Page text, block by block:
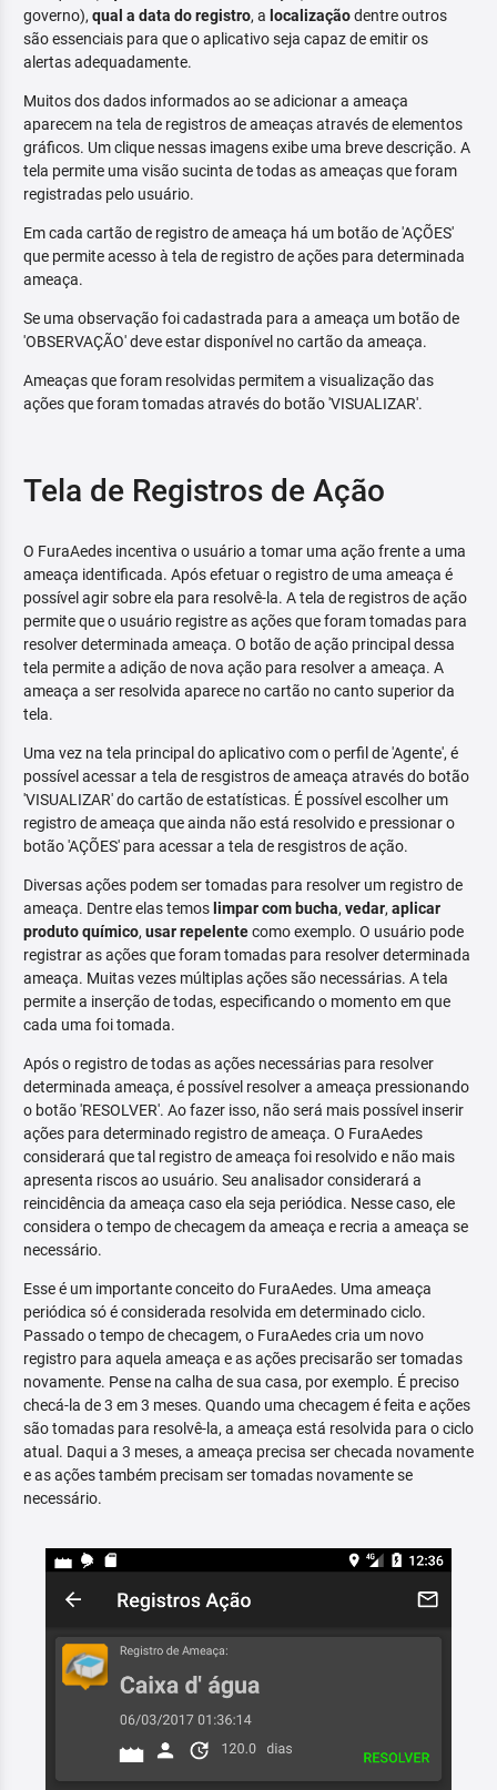
governo), qual a data do registro, a localizaçãodentre outros
são essenciais para que o aplicativo seja capaz de emitir os
alertas adequadamente.
Muitos dos dados informados ao se adicionar a ameaça
aparecem na tela de registros de ameaças através de elementos
gráficos. Um clique nessas imagens exibe uma breve descrição. A
tela permite uma visão sucinta de todas as ameaças que foram
registradas pelo usuário.
Em cada cartão de registro de ameaça há um botão de 'AÇÕES'
que permite acesso à tela de registro de ações para determinada
ameaça.
Se uma observação foi cadastrada para a ameaça um botão de
'OBSERVAÇÃO' deve estar disponível no cartão da ameaça.
Ameaças que foram resolvidas permitem a visualização das
ações que foram tomadas através do botão 'VISUALIZAR'.
Tela de Registros de Ação
O FuraAedes incentiva o usuário a tomar uma ação frente a uma
ameaça identificada. Após efetuar o registro de uma ameaça é
possível agir sobre ela para resolvê-la. A tela de registros de ação
permite que o usuário registre as ações que foram tomadas para
resolver determinada ameaça. O botão de ação principal dessa
tela permite a adição de nova ação para resolver a ameaça. A
ameaça a ser resolvida aparece no cartão no canto superior da
tela.
Uma vez na tela principal do aplicativo com o perfil de 'Agente', é
possível acessar a tela de resgistros de ameaça através do botão
'VISUALIZAR' do cartão de estatísticas. É possível escolher um
registro de ameaça que ainda não está resolvido e pressionar o
botão 'AÇÕES' para acessar a tela de resgistros de ação.
Diversas ações podem ser tomadas para resolver um registro de
ameaça. Dentre elas temos limpar com bucha, vedar, aplicar
produto químico, usar repelentecomo exemplo. O usuário pode
registrar as ações que foram tomadas para resolver determinada
ameaça. Muitas vezes múltiplas ações são necessárias. A tela
permite a inserção de todas, especificando o momento em que
cada uma foi tomada.
Após o registro de todas as ações necessárias para resolver
determinada ameaça, é possível resolver a ameaça pressionando
o botão 'RESOLVER'. Ao fazer isso, não será mais possível inserir
ações para determinado registro de ameaça. O FuraAedes
considerará que tal registro de ameaça foi resolvido e não mais
apresenta riscos ao usuário. Seu analisador considerará a
reincidência da ameaça caso ela seja periódica. Nesse caso, ele
considera o tempo de checagem da ameaça e recria a ameaça se
necessário.
Esse é um importante conceito do FuraAedes. Uma ameaça
periódica só é considerada resolvida em determinado ciclo.
Passado o tempo de checagem, o FuraAedes cria um novo
registro para aquela ameaça e as ações precisarão ser tomadas
novamente. Pense na calha de sua casa, por exemplo. É preciso
checá-la de 3 em 3 meses. Quando uma checagem é feita e ações
são tomadas para resolvê-la, a ameaça está resolvida para o ciclo
atual. Daqui a 3 meses, a ameaça precisa ser checada novamente
e as ações também precisam ser tomadas novamente se
necessário.